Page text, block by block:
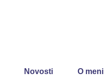
Novosti O meni